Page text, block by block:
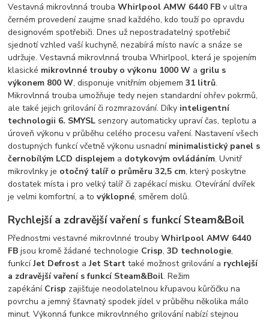
Vestavná mikrovlnná troubaWhirlpool AMW 6440 FB v ultra
černém provedení zaujme snad každého, kdo touží po opravdu
designovém spotřebiči. Dnes už nepostradatelný spotřebič
sjednotí vzhled vaší kuchyně, nezabírá místo navíc a snáze se
udržuje. Vestavná mikrovlnná trouba Whirlpool, která je spojením
klasické mikrovlnné trouby o výkonu 1000 W a grilu s
výkonem 800 W, disponuje vnitřním objemem31 litrů.
Mikrovlnná trouba umožňuje tedy nejen standardní ohřev pokrmů,
ale také jejich grilování či rozmrazování. Díky inteligentní
technologii 6. SMYSL senzory automaticky upraví čas, teplotu a
úroveň výkonu v průběhu celého procesu vaření. Nastavení všech
dostupných funkcí včetně výkonu usnadní minimalistický panel s
černobílým LCD displejem a dotykovým ovládáním. Uvnitř
mikrovlnky je otočný talíř o průměru 32,5 cm, který poskytne
dostatek místa i pro velký talíř či zapékací misku. Otevírání dvířek
je velmi komfortní, a tovýklopné, směrem dolů.
Rychlejší a zdravější vaření s funkcí Steam&Boil
Přednostmi vestavné mikrovlnné troubyWhirlpool AMW 6440
FB jsou kromě žádané technologie Crisp,3D technologie,
funkcíJet Defrost a Jet Start také možnost grilování a rychlejší
a zdravější vaření s funkcí Steam&Boil. Režim
zapékání Crisp zajišťuje neodolatelnou křupavou kůrčičku na
povrchu a jemný šťavnatý spodek jídel v průběhu několika málo
minut. Výkonná funkce mikrovlnného grilování nabízí stejnou